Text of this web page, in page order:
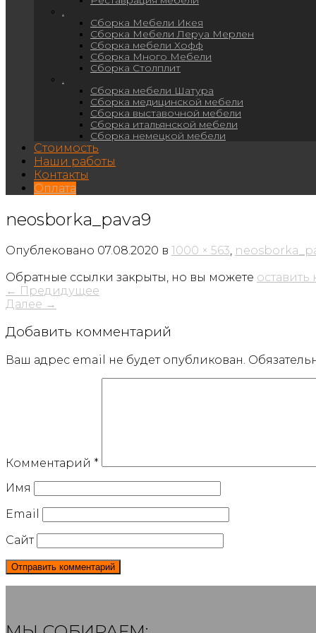
Сборка Мебели Икея
Сборка Мебели Леруа Мерлен
Сборка мебели Хофф
Сборка Много Мебели
Сборка Столплит
Сборка мебели Шатура
Сборка медицинской мебели
Сборка выставочной мебели
Сборка итальянской мебели
Сборка немецкой мебели
Стоимость
Наши работы
Контакты
Оплата
neosborka_pava9
Опублековано 07.08.2020 в 1000 × 563
Обратные ссылки закрыты, но вы можете
← Предидущее
Далее →
Добавить комментарий
Ваш адрес email не будет опубликован.
Комментарий *
Имя
Email
Сайт